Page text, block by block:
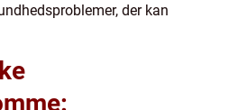
der kan